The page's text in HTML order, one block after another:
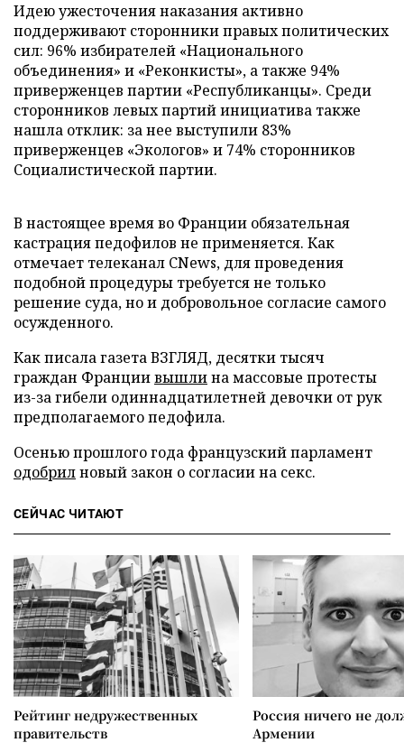
Идею ужесточения наказания активно
поддерживают сторонники правых политических
сил: 96% избирателей «Национального
объединения» и «Реконкисты», а также 94%
приверженцев партии «Республиканцы». Среди
сторонников левых партий инициатива также
нашла отклик: за нее выступили 83%
приверженцев «Экологов» и 74% сторонников
Социалистической партии.
В настоящее время во Франции обязательная
кастрация педофилов не применяется. Как
отмечает телеканал CNews, для проведения
подобной процедуры требуется не только
решение суда, но и добровольное согласие самого
осужденного.
Как писала газета ВЗГЛЯД, десятки тысяч
граждан Франциивышлина массовые протесты
из-за гибели одиннадцатилетней девочки от рук
предполагаемого педофила.
Осенью прошлого года французский парламент
одобрилновый закон о согласии на секс.
СЕЙЧАС ЧИТАЮТ
Рейтинг недружественных
правительств
Россия ничего не
Армении